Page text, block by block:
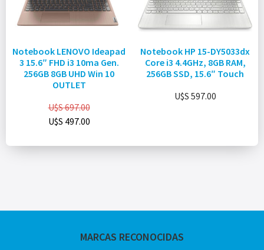
Notebook LENOVO Ideapad
3 15.6″ FHD i3 10ma Gen.
256GB 8GB UHD Win 10
OUTLET
U$S697.00
U$S 497.00
Notebook HP 15-DY5033dx
Core i3 4.4GHz, 8GB RAM,
256GB SSD, 15.6″ Touch
U$S 597.00
MARCAS RECONOCIDAS